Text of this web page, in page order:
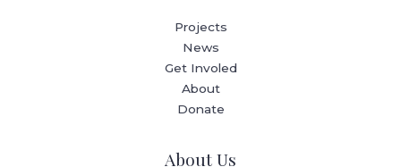
Projects
News
Get Involed
About
Donate
About Us